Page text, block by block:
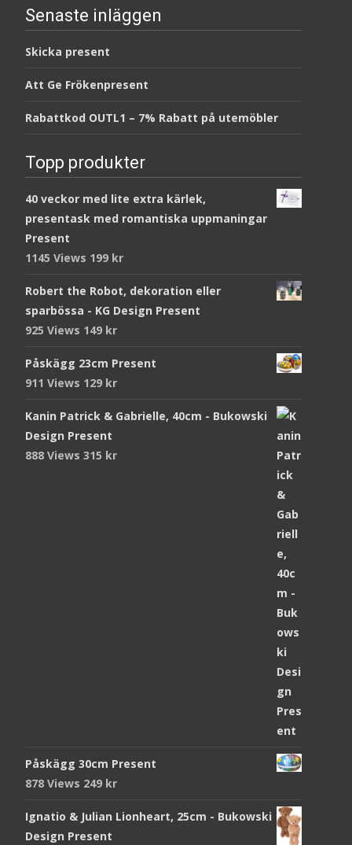
Senaste inläggen
Skicka present
Att Ge Frökenpresent
Rabattkod OUTL1 – 7% Rabatt på utemöbler
Topp produkter
40 veckor med lite extra kärlek,
presentask med romantiska uppmaningar
Present
1145 Views 199 kr
Robert the Robot, dekoration eller
sparbössa - KG Design Present
925 Views 149 kr
Påskägg 23cm Present
911 Views 129 kr
Kanin Patrick & Gabrielle, 40cm - Bukowski
Design Present
888 Views 315 kr
Påskägg 30cm Present
878 Views 249 kr
Ignatio & Julian Lionheart, 25cm - Bukowski
Design Present